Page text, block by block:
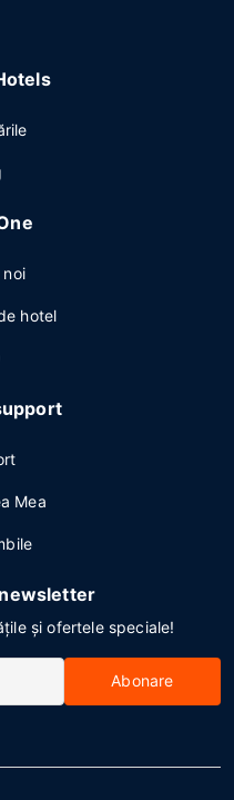
noi
hotel
Mea
și ofertele speciale!
Abonare